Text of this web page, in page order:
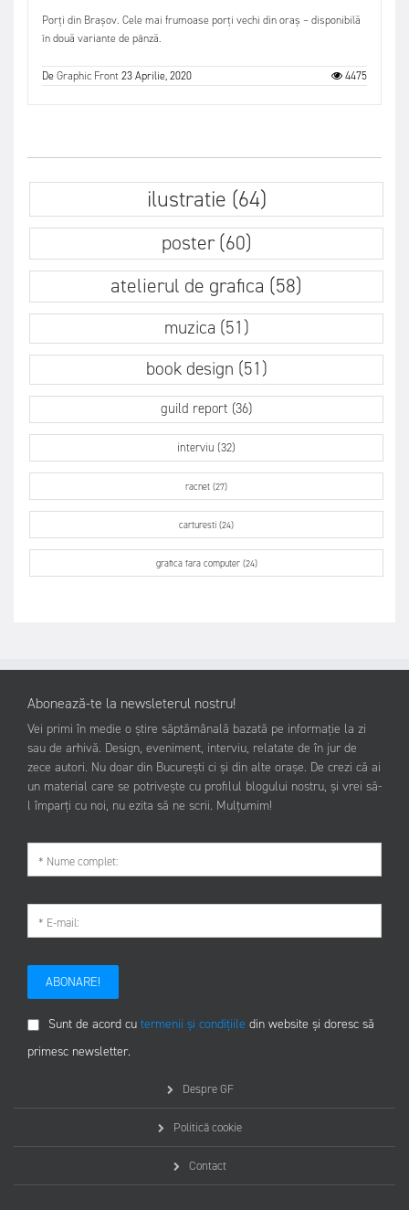
Porți din Brașov. Cele mai frumoase porți vechi din oraș – disponibilă
în două variante de pânză.
DeGraphic Front23 Aprilie, 2020 4475
ilustratie (64)
poster (60)
atelierul de grafica (58)
muzica (51)
book design (51)
guild report (36)
interviu (32)
racnet (27)
carturesti (24)
grafica fara computer (24)
Abonează-te la newsleterul nostru!
Vei primi în medie o știre săptămânală bazată pe informație la zi
sau de arhivă. Design, eveniment, interviu, relatate de în jur de
zece autori. Nu doar din București ci și din alte orașe. De crezi că ai
un material care se potrivește cu profilul blogului nostru, și vrei să-
l împarți cu noi, nu ezita să ne scrii. Mulțumim!
ABONARE!
Sunt de acord cu termenii și condițiile din website și doresc să
primesc newsletter.
Despre GF
Politică cookie
Contact